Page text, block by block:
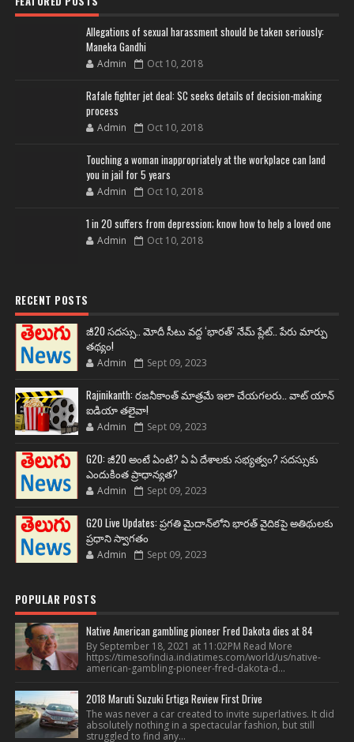
Allegations of sexual harassment should be taken seriously:
Maneka Gandhi
Admin Oct 10, 2018
Rafale fighter jet deal: SC seeks details of decision-making
process
Admin Oct 10, 2018
Touching a woman inappropriately at the workplace can land
you in jail for 5 years
Admin Oct 10, 2018
1 in 20 suffers from depression; know how to help a loved one
Admin Oct 10, 2018
RECENT POSTS
జీ20 సదస్సు.. మోదీ సీటు వద్ద ‘భారత్’ నేమ్ ప్లేట్‌.. పేరు మార్పు
తథ్యం!
Admin Sept 09, 2023
Rajinikanth: రజనీకాంత్ మాత్రమే ఇలా చేయగలరు.. వాట్ యాన్
ఐడియా తలైవా!
Admin Sept 09, 2023
G20: జీ20 అంటే ఏంటి? ఏ ఏ దేశాలకు సభ్యత్వం? సదస్సుకు
ఎందుకింత ప్రాధాన్యత?
Admin Sept 09, 2023
G20 Live Updates: ప్రగతి మైదాన్‌లోని భారత్ వైదికపై అతిథులకు
ప్రధాని స్వాగతం
Admin Sept 09, 2023
POPULAR POSTS
Native American gambling pioneer Fred Dakota dies at 84
By September 18, 2021 at 11:02PM Read More
https://timesofindia.indiatimes.com/world/us/native-
american-gambling-pioneer-fred-dakota-d...
2018 Maruti Suzuki Ertiga Review First Drive
The was never a car created to invite superlatives. It did
absolutely nothing in a spectacular fashion, but still
struggled to find any...